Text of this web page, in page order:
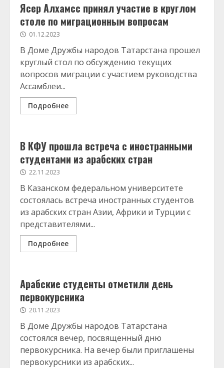
Ясер Алхамсс принял участие в круглом
столе по миграционным вопросам
01.12.2023
В Доме Дружбы народов Татарстана прошел
круглый стол по обсуждению текущих
вопросов миграции с участием руководства
Ассамблеи...
Подробнее
В КФУ прошла встреча с иностранными
студентами из арабских стран
22.11.2023
В Казанском федеральном университете
состоялась встреча иностранных студентов
из арабских стран Азии, Африки и Турции с
представителями...
Подробнее
Арабские студенты отметили день
первокурсника
20.11.2023
В Доме Дружбы народов Татарстана
состоялся вечер, посвященный дню
первокурсника. На вечер были приглашены
первокурсники из арабских...